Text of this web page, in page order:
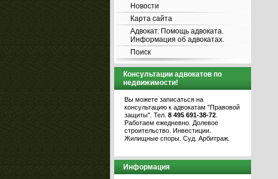
Новости
Карта сайта
Адвокат. Помощь адвоката.
Информация об адвокатах.
Поиск
Консультации адвокатов по
недвижимости!
Вы можете записаться на
консультацию к адвокатам "Правовой
защиты". Тел. 8 495 691-38-72
Работаем ежедневно. Долевое
строительство. Инвестиции.
Жилищные споры. Суд. Арбитраж.
Информация